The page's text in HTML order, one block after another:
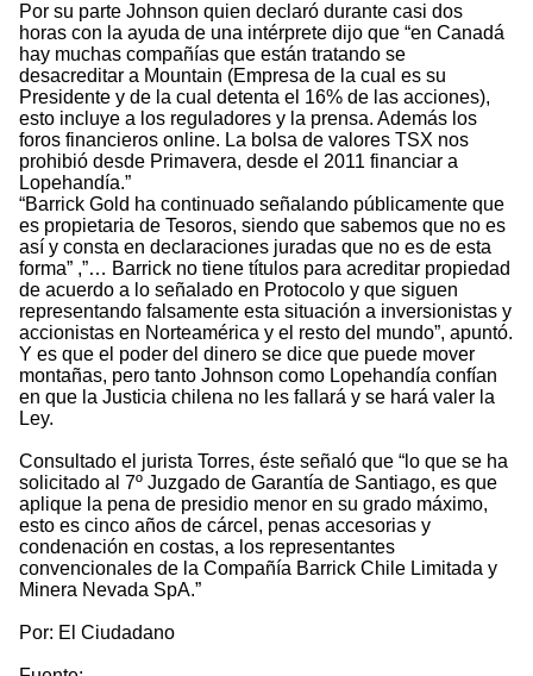
Por su parte Johnson quien declaró durante casi dos
horas con la ayuda de una intérprete dijo que “en Canadá
hay muchas compañías que están tratando se
desacreditar a Mountain (Empresa de la cual es su
Presidente y de la cual detenta el 16% de las acciones),
esto incluye a los reguladores y la prensa. Además los
foros financieros online. La bolsa de valores TSX nos
prohibió desde Primavera, desde el 2011 financiar a
Lopehandía.”
“Barrick Gold ha continuado señalando públicamente que
es propietaria de Tesoros, siendo que sabemos que no es
así y consta en declaraciones juradas que no es de esta
forma” ,”… Barrick no tiene títulos para acreditar propiedad
de acuerdo a lo señalado en Protocolo y que siguen
representando falsamente esta situación a inversionistas y
accionistas en Norteamérica y el resto del mundo”, apuntó.
Y es que el poder del dinero se dice que puede mover
montañas, pero tanto Johnson como Lopehandía confían
en que la Justicia chilena no les fallará y se hará valer la
Ley.
Consultado el jurista Torres, éste señaló que “lo que se ha
solicitado al 7º Juzgado de Garantía de Santiago, es que
aplique la pena de presidio menor en su grado máximo,
esto es cinco años de cárcel, penas accesorias y
condenación en costas, a los representantes
convencionales de la Compañía Barrick Chile Limitada y
Minera Nevada SpA.”
Por: El Ciudadano